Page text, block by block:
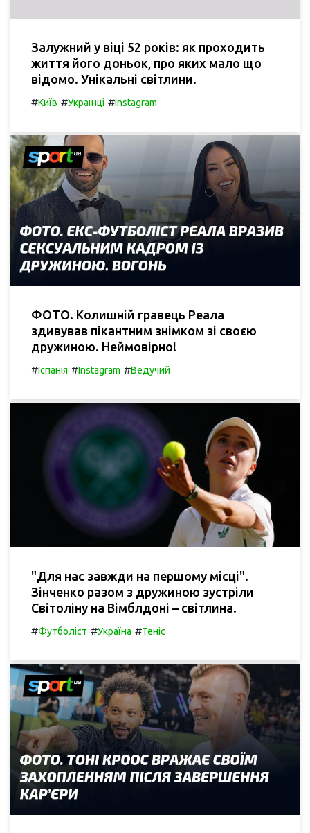
Залужний у віці 52 років: як проходить
життя його доньок, про яких мало що
відомо. Унікальні світлини.
#Київ #Українці #Instagram
ФОТО. Колишній гравець Реала
здивував пікантним знімком зі своєю
дружиною. Неймовірно!
#Іспанія #Instagram #Ведучий
"Для нас завжди на першому місці".
Зінченко разом з дружиною зустріли
Світоліну на Вімблдоні – світлина.
#Футболіст #Україна #Теніс